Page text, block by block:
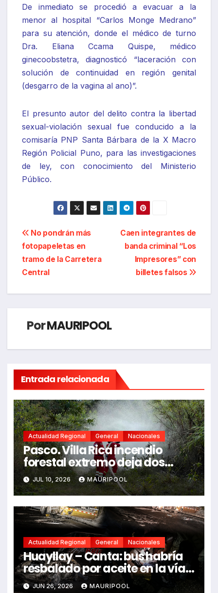
De inmediato se procedió a evacuar a la
menor al hospital “Carlos Monge Medrano”
para su atención, donde el médico de turno
Dra. Eliana Ccama Quispe, médico
ginecoobstetra, diagnosticó “laceración con
solución de continuidad en región genital
(desgarro de la vagina al ano)”.
El presunto autor del delito contra la libertad
sexual-violación sexual fue conducido a la
comisaría PNP Santa Bárbara de la X Macro
Región Policial Puno, para las investigaciones
de ley, con conocimiento del Ministerio
Público.
Navegación
de
entradas
Caen integrantes de
banda criminal “Los
Impresores” con
billetes falsos
No pondrán más
fotopapeletas en
tramo de la Carretera
Central
PorMAURIPOOL
Entrada relacionada
Actualidad Regional General Nacionales
Pasco. Villa Rica incendio
forestal extremo deja dos
fallecidos y heridos
JUL 10, 2026 MAURIPOOL
Actualidad Regional General Nacionales
Huayllay – Canta: bus habría
resbalado por aceite en la vía e
impactó auto siniestrado
JUN 26, 2026 MAURIPOOL